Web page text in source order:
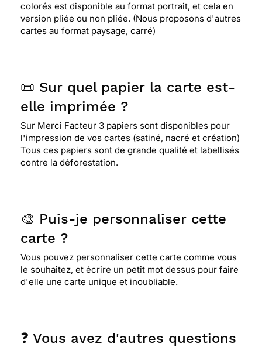
colorés est disponible au format portrait, et cela en
version pliée ou non pliée. (Nous proposons d'autres
cartes au format paysage, carré)
📜 Sur quel papier la carte est-
elle imprimée ?
Sur Merci Facteur 3 papiers sont disponibles pour
l'impression de vos cartes (satiné, nacré et création)
Tous ces papiers sont de grande qualité et labellisés
contre la déforestation.
🎨 Puis-je personnaliser cette
carte ?
Vous pouvez personnaliser cette carte comme vous
le souhaitez, et écrire un petit mot dessus pour faire
d'elle une carte unique et inoubliable.
❓ Vous avez d'autres questions